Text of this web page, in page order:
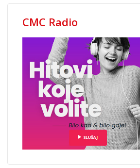
CMC Radio